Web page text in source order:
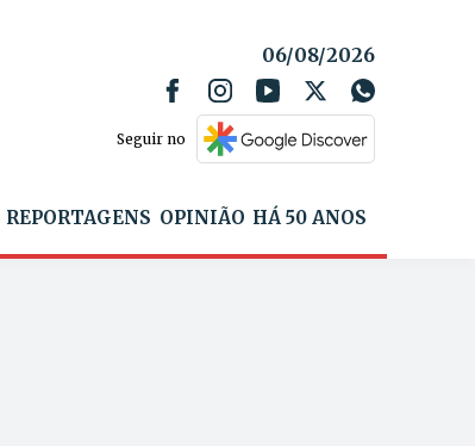
06/08/2026
Seguir no
REPORTAGENS OPINIÃO HÁ 50 ANOS